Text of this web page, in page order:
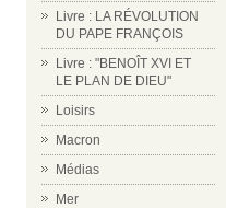
Livre : LA RÉVOLUTION
DU PAPE FRANÇOIS
Livre : "BENOÎT XVI ET
LE PLAN DE DIEU"
Loisirs
Macron
Médias
Mer